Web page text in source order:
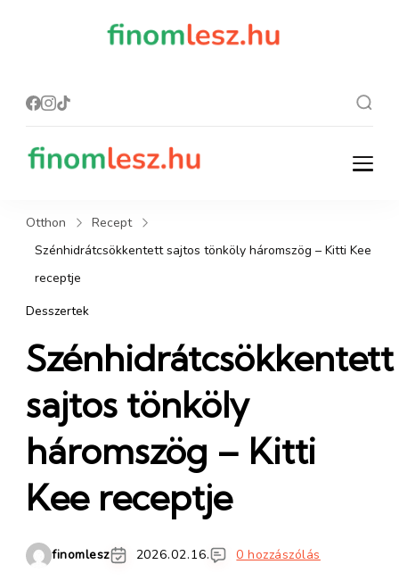
finomlesz.hu
Recept, ami finom lesz.
Otthon
Recept
Szénhidrátcsökkentett sajtos tönköly háromszög – Kitti Kee
receptje
Desszertek
Szénhidrátcsökkentett
sajtos tönköly
háromszög – Kitti
Kee receptje
finomlesz 2026.02.16. 0 hozzászólás